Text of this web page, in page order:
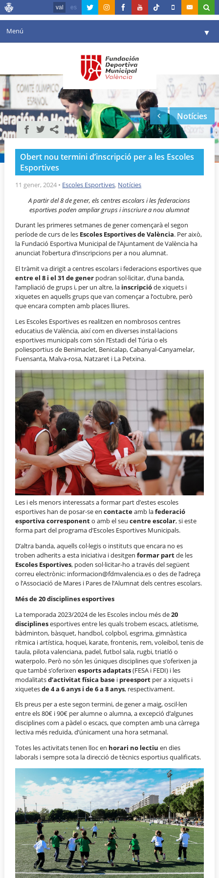
val es
Menú ▼
Agenda
Instal·lacions ▼
Comunicació ▼
València en esport
Portal de Transparència
Reserves
Notícies
Obert nou termini d’inscripció per a les Escoles
Esportives
11 gener, 2024 • Escoles Esportives, Notícies
A partir del 8 de gener, els centres escolars i les federacions
esportives poden ampliar grups i inscriure a nou alumnat
Durant les primeres setmanes de gener començarà el segon
període de curs de les Escoles Esportives de València. Per això,
la Fundació Esportiva Municipal de l’Ajuntament de València ha
anunciat l’obertura d’inscripcions per a nou alumnat.
El tràmit va dirigit a centres escolars i federacions esportives que
entre el 8 i el 31 de gener podran sol·licitar, d’una banda,
l’ampliació de grups i, per un altre, la inscripcióde xiquets i
xiquetes en aquells grups que van començar a l’octubre, però
que encara compten amb places lliures.
Les Escoles Esportives es realitzen en nombrosos centres
educatius de València, així com en diverses instal·lacions
esportives municipals com són l’Estadi del Túria o els
poliesportius de Benimaclet, Benicalap, Cabanyal-Canyamelar,
Fuensanta, Malva-rosa, Natzaret i La Petxina.
Les i els menors interessats a formar part d’estes escoles
esportives han de posar-se encontacteamb lafederació
esportiva corresponento amb el seucentre escolar, si este
forma part del programa d’Escoles Esportives Municipals.
D’altra banda, aquells col·legis o instituts que encara no es
troben adherits a esta iniciativa i desitgenformar partde les
Escoles Esportives, poden sol·licitar-ho a través del següent
correu electrònic: informacion@fdmvalencia.es o des de l’adreça
o l’Associació de Mares i Pares de l’Alumnat dels centres escolars.
Més de 20 disciplines esportives
La temporada 2023/2024 de les Escoles inclou més de20
disciplinesesportives entre les quals trobem escacs, atletisme,
bàdminton, bàsquet, handbol, colpbol, esgrima, gimnàstica
rítmica i artística, hoquei, karate, frontenis, rem, voleibol, tenis de
taula, pilota valenciana, padel, futbol sala, rugbi, triatló o
waterpolo. Però no són les úniques disciplines que s’oferixen ja
que també s’oferixenesports adaptats(FESA i FEDI) i les
modalitatsd’activitat física base i preesport per a xiquets i
xiquetesde 4 a 6 anys i de 6 a 8 anys, respectivament.
Els preus per a este segon termini, de gener a maig, oscil·len
entre els 80€ i 90€ per alumne o alumna, a excepció d’algunes
disciplines com a pàdel o escacs, que compten amb una càrrega
lectiva més reduïda, d’únicament una hora setmanal.
Totes les activitats tenen lloc en horari no lectiu en dies
laborals i sempre sota la direcció de tècnics esportius qualificats.